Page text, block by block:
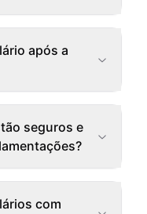
após a
seguros e
com